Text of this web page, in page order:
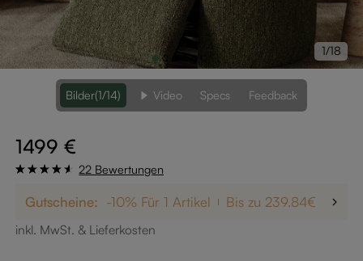
1/18
Bilder(1/14) Video Specs Feedback
1499 €
22 Bewertungen
Gutscheine: -10% Für 1 Artikel Bis zu 239.84€ Rabatt
inkl. MwSt. & Lieferkosten